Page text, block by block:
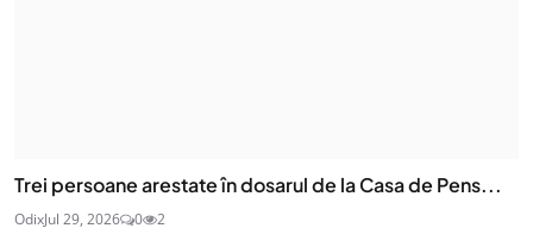
Trei persoane arestate în dosarul de la Casa de Pens...
OdixJul 29, 2026 0 2